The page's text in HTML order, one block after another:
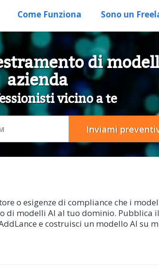
Come Funziona Sono un
di
azienda
vicino a te
o esigenze di compliance che i
di modelli AI al tuo dominio. Pubblica
e costruisci un modello AI su